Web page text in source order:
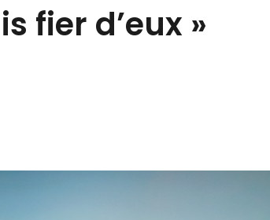
fier d’eux »